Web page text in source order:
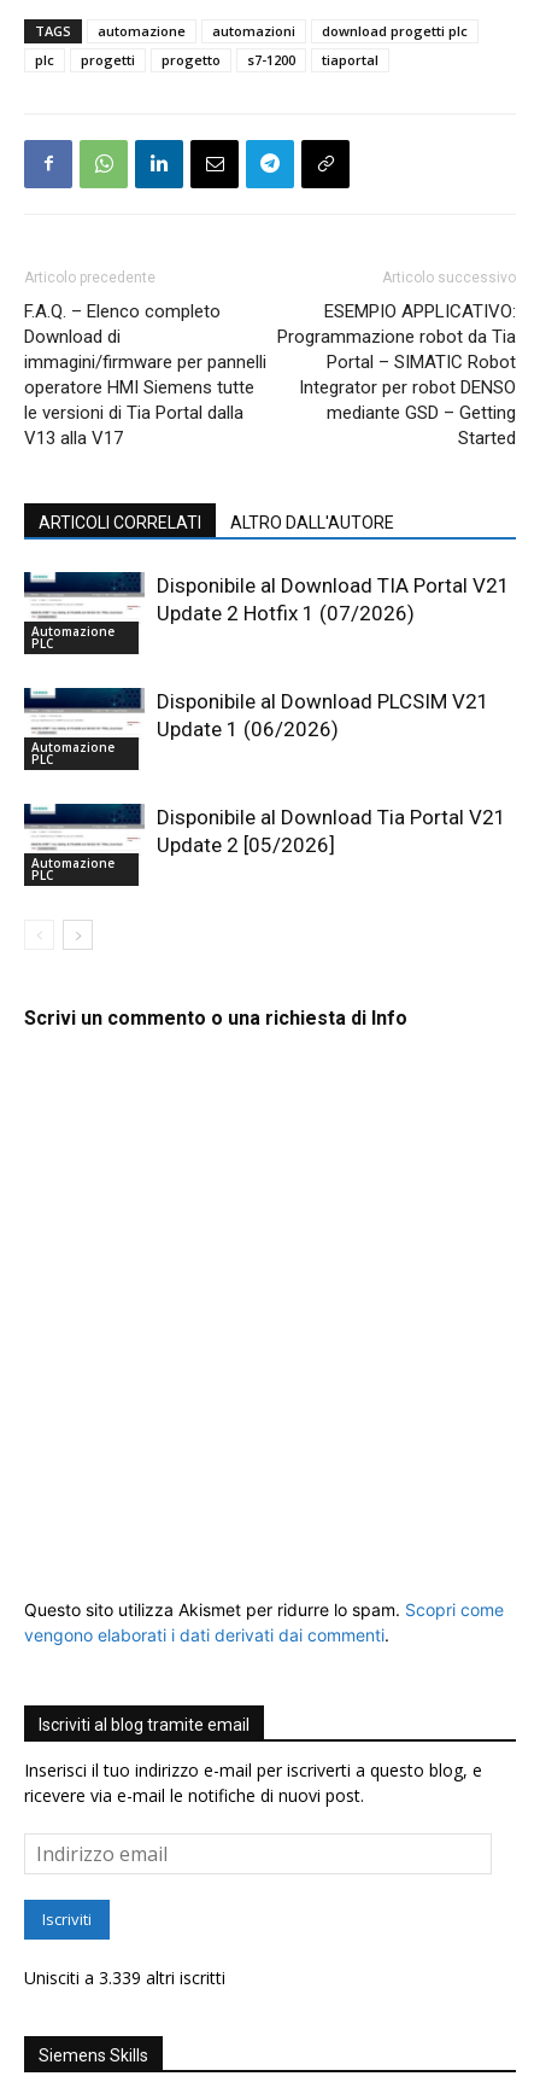
TAGS automazione automazioni
download progetti plc
plc
progetti progetto s7-1200 tiaportal
Articolo precedente
F.A.Q. – Elenco completo
Download di
immagini/firmware per pannelli
operatore HMI Siemens tutte
le versioni di Tia Portal dalla
V13 alla V17
Articolo successivo
ESEMPIO APPLICATIVO:
Programmazione robot da Tia
Portal – SIMATIC Robot
Integrator per robot DENSO
mediante GSD – Getting
Started
ARTICOLI CORRELATI ALTRO DALL'AUTORE
Automazione
PLC
Disponibile al Download TIA Portal V21
Update 2 Hotfix 1 (07/2026)
Automazione
PLC
Disponibile al Download PLCSIM V21
Update 1 (06/2026)
Automazione
PLC
Disponibile al Download Tia Portal V21
Update 2 [05/2026]
Scrivi un commento o una richiesta di Info
Questo sito utilizza Akismet per ridurre lo spam. Scopri come
vengono elaborati i dati derivati dai commenti.
Iscriviti al blog tramite email
Inserisci il tuo indirizzo e-mail per iscriverti a questo blog, e
ricevere via e-mail le notifiche di nuovi post.
Indirizzo
email
Iscriviti
Unisciti a 3.339 altri iscritti
Siemens Skills